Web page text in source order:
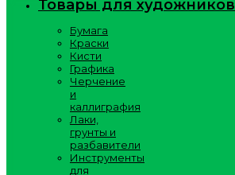
Товары для художников
Бумага
Краски
Кисти
Графика
Черчение
и
каллиграфия
Лаки,
грунты и
разбавители
Инструменты
для